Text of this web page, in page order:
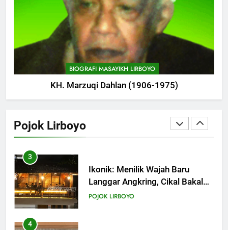
BIOGRAFI MASAYIKH LIRBOYO
KH. Marzuqi Dahlan (1906-1975)
Pojok Lirboyo
Haul Ke-11 Almarhum
Almaghfurlah KH. M. Abdul Aziz
Manshur
POJOK LIRBOYO
Haul ke-15 KH. Imam Yahya
Mahrus Digelar di PP Al
3
Ikonik: Menilik Wajah Baru
Langgar Angkring, Cikal Bakal
Ponpes Lirboyo yang Selesai
POJOK LIRBOYO
4